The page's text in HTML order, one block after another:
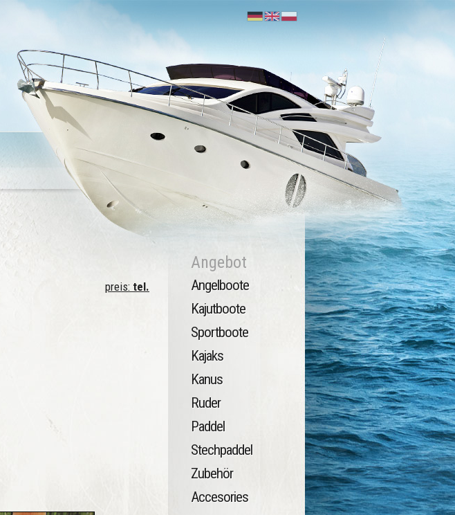
preis: tel.
Angebot
Angelboote
Kajutboote
Sportboote
Kajaks
Kanus
Ruder
Paddel
Stechpaddel
Zubehör
Accesories